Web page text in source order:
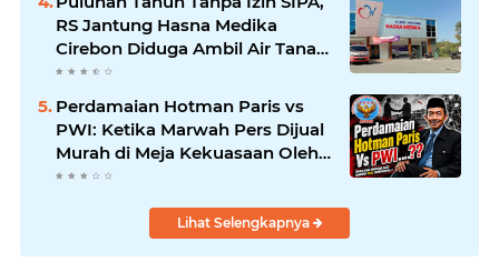
RS Jantung Hasna Medika
Cirebon Diduga Ambil Air Tanah
Secara Ilegal; Advokat Kirim
Perdamaian Hotman Paris vs
PWI: Ketika Marwah Pers Dijual
Murah di Meja Kekuasaan Oleh:
Aceng Syamsul Hadie (ASH)"
Lihat Selengkapnya